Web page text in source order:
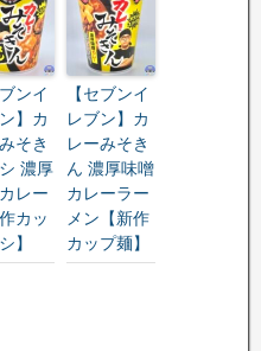
ブンイ
】カ
そき
濃厚
レー
作カッ
】
【セブンイ
レブン】カ
レーみそき
ん 濃厚味噌
カレーラー
メン【新作
カップ麺】